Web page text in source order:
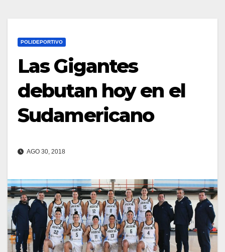
POLIDEPORTIVO
Las Gigantes
debutan hoy en el
Sudamericano
AGO 30, 2018